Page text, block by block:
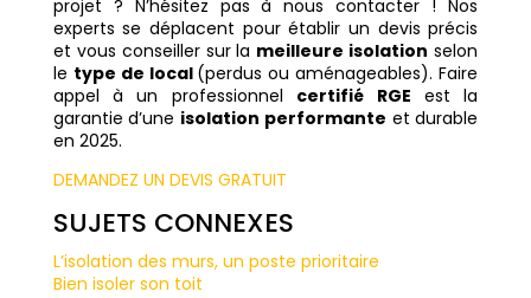
projet ? N’hésitez pas à nous contacter ! Nos
experts se déplacent pour établir un devis précis
et vous conseiller sur la meilleure isolation selon
le type de local (perdus ou aménageables). Faire
appel à un professionnel certifié RGE est la
garantie d’une isolation performante et durable
en 2025.
DEMANDEZ UN DEVIS GRATUIT
SUJETS CONNEXES
L’isolation des murs, un poste prioritaire
Bien isoler son toit